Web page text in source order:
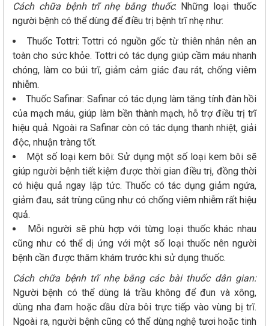
Cách chữa bệnh trĩ nhẹ bằng thuốc: Những loại thuốc
người bệnh có thể dùng để điều trị bệnh trĩ nhẹ như:
Thuốc Tottri: Tottri có nguồn gốc từ thiên nhân nên an
toàn cho sức khỏe. Tottri có tác dụng giúp cầm máu nhanh
chóng, làm co búi trĩ, giảm cảm giác đau rát, chống viêm
nhiễm.
Thuốc Safinar: Safinar có tác dụng làm tăng tính đàn hồi
của mạch máu, giúp làm bền thành mạch, hỗ trợ điều trị trĩ
hiệu quả. Ngoài ra Safinar còn có tác dụng thanh nhiệt, giải
độc, nhuận tràng tốt.
Một số loại kem bôi: Sử dụng một số loại kem bôi sẽ
giúp người bệnh tiết kiệm được thời gian điều trị, đồng thời
có hiệu quả ngay lập tức. Thuốc có tác dụng giảm ngứa,
giảm đau, sát trùng cũng như có chống viêm nhiễm rất hiệu
quả.
Mỗi người sẽ phù hợp với từng loại thuốc khác nhau
cũng như có thể dị ứng với một số loại thuốc nên người
bệnh cần được thăm khám trước khi sử dụng thuốc.
Cách chữa bệnh trĩ nhẹ bằng các bài thuốc dân gian:
Người bệnh có thể dùng lá trầu không để đun và xông,
dùng nha đam hoặc dầu dừa bôi trực tiếp vào vùng bị trĩ.
Ngoài ra, người bệnh cũng có thể dùng nghệ tươi hoặc tinh